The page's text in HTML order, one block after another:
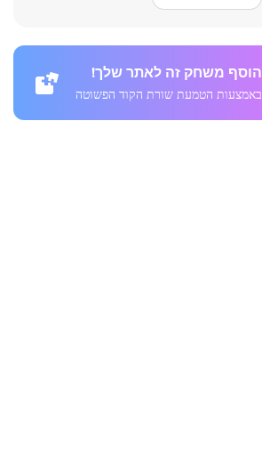
הוסף משחק זה לאתר שלך!
באמצעות הטמעת שורת הקוד הפשוטה